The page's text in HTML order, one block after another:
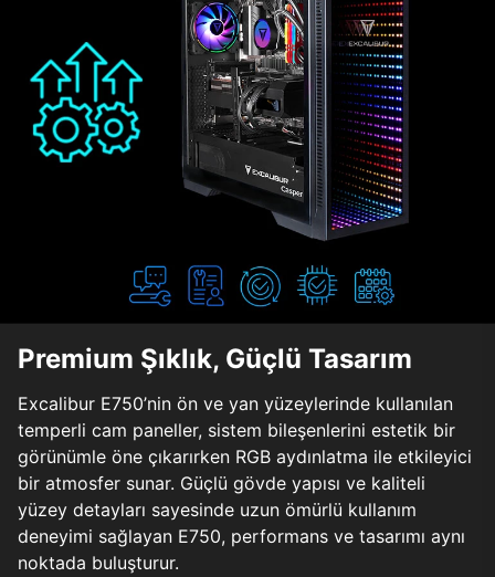
Premium Şıklık, Güçlü Tasarım
Excalibur E750’nin ön ve yan yüzeylerinde kullanılan
temperli cam paneller, sistem bileşenlerini estetik bir
görünümle öne çıkarırken RGB aydınlatma ile etkileyici
bir atmosfer sunar. Güçlü gövde yapısı ve kaliteli
yüzey detayları sayesinde uzun ömürlü kullanım
deneyimi sağlayan E750, performans ve tasarımı aynı
noktada buluşturur.